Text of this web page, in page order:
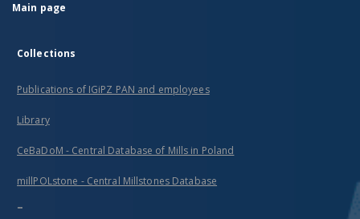
Main page
Collections
Publications of IGiPZ PAN and employees
Library
CeBaDoM - Central Database of Mills in Poland
millPOLstone - Central Millstones Database
...